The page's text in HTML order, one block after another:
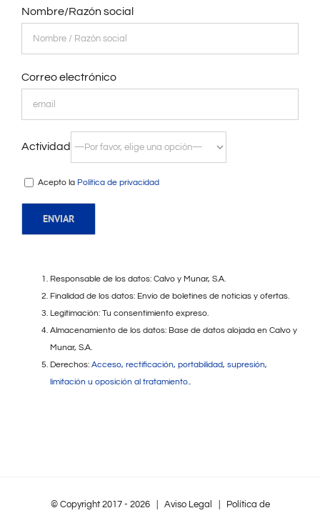
Nombre/Razón social
Correo electrónico
Actividad
Acepto la Política de privacidad
Responsable de los datos: Calvo y Munar, S.A.
Finalidad de los datos: Envío de boletines de noticias y ofertas.
Legitimación: Tu consentimiento expreso.
Almacenamiento de los datos: Base de datos alojada en Calvo y
Munar, S.A.
Derechos: Acceso, rectificación, portabilidad, supresión,
limitación u oposición al tratamiento..
© Copyright 2017 - 2026 | Aviso Legal Política de